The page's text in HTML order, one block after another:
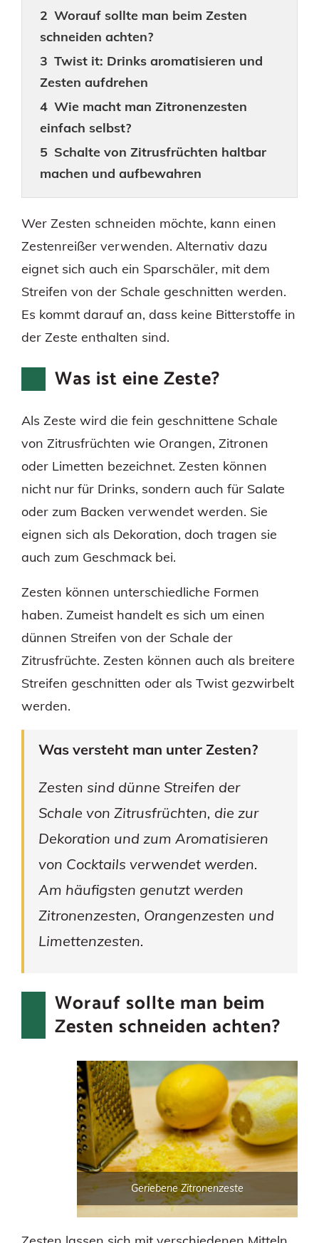
Worauf sollte man beim Zesten
schneiden achten?
Twist it: Drinks aromatisieren und
Zesten aufdrehen
Wie macht man Zitronenzesten
einfach selbst?
Schalte von Zitrusfrüchten haltbar
machen und aufbewahren
Wer Zesten schneiden möchte, kann einen
Zestenreißer verwenden. Alternativ dazu
eignet sich auch ein Sparschäler, mit dem
Streifen von der Schale geschnitten werden.
Es kommt darauf an, dass keine Bitterstoffe in
der Zeste enthalten sind.
Was ist eine Zeste?
Als Zeste wird die fein geschnittene Schale
von Zitrusfrüchten wie Orangen, Zitronen
oder Limetten bezeichnet. Zesten können
nicht nur für Drinks, sondern auch für Salate
oder zum Backen verwendet werden. Sie
eignen sich als Dekoration, doch tragen sie
auch zum Geschmack bei.
Zesten können unterschiedliche Formen
haben. Zumeist handelt es sich um einen
dünnen Streifen von der Schale der
Zitrusfrüchte. Zesten können auch als breitere
Streifen geschnitten oder als Twist gezwirbelt
werden.
Was versteht man unter Zesten?
Zesten sind dünne Streifen der
Schale von Zitrusfrüchten, die zur
Dekoration und zum Aromatisieren
von Cocktails verwendet werden.
Am häufigsten genutzt werden
Zitronenzesten, Orangenzesten und
Limettenzesten.
Worauf sollte man beim
Zesten schneiden achten?
Geriebene Zitronenzeste